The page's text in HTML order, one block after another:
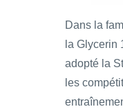
Dans la
la Glycerin
adopté la
les